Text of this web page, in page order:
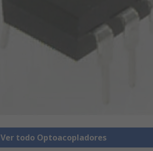
Ver todo Optoacopladores